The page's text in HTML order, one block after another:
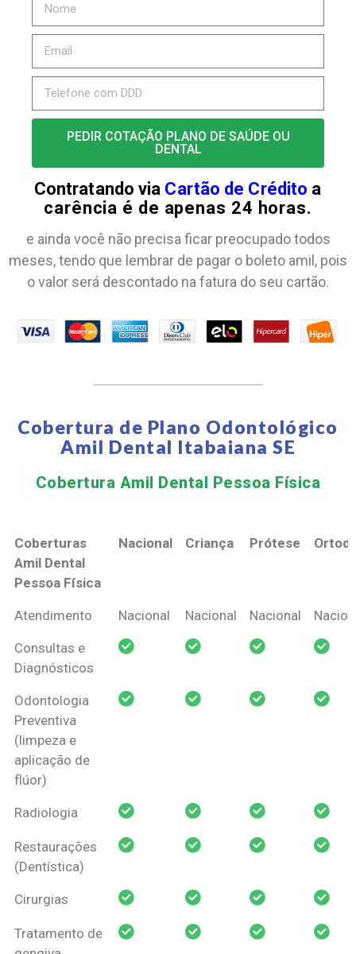
PEDIR COTAÇÃO PLANO DE SAÚDE OU
DENTAL
Contratando via Cartão de Crédito a
carência é de apenas 24 horas.
e ainda você não precisa ficar preocupado todos
meses, tendo que lembrar de pagar o boleto amil, pois
o valor será descontado na fatura do seu cartão.
Cobertura de Plano Odontológico
Amil Dental Itabaiana SE
Cobertura Amil Dental Pessoa Física​
Coberturas
Amil Dental
Pessoa Física
Nacional Criança Prótese
Coberturas
Pessoa Física
Nacional Criança Prótese
Atendimento Nacional Nacional Nacional
Consultas e
Diagnósticos
Odontologia
Preventiva
(limpeza e
aplicação de
flúor)
Radiologia
Restaurações
(Dentística)
Cirurgias
Tratamento de